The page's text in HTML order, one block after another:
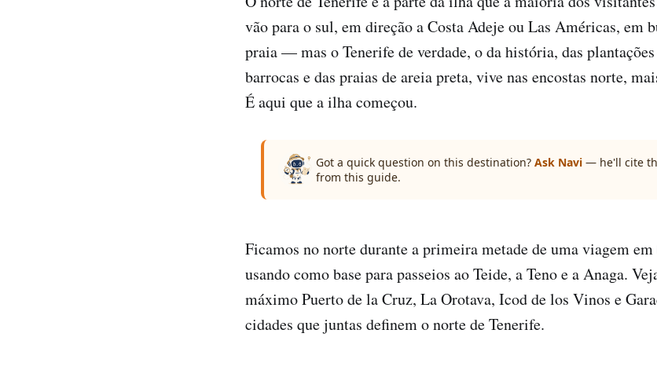
vão para o sul, em direção a Costa Adeje ou Las Américas, em
praia — mas o Tenerife de verdade, o da história, das
barrocas e das praias de areia preta, vive nas encostas norte,
É aqui que a ilha começou.
Got a quick question on this destination? Ask Navi — he'll cite
from this guide.
Ficamos no norte durante a primeira metade de uma viagem
usando como base para passeios ao Teide, a Teno e a Anaga.
máximo Puerto de la Cruz, La Orotava, Icod de los Vinos e
cidades que juntas definem o norte de Tenerife.